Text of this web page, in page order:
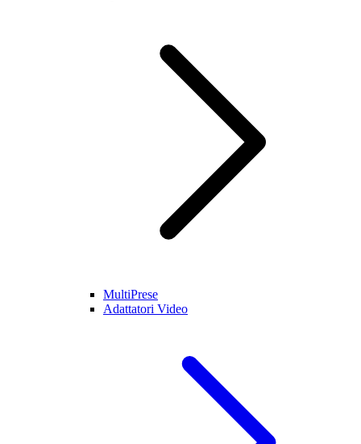
MultiPrese
Adattatori Video